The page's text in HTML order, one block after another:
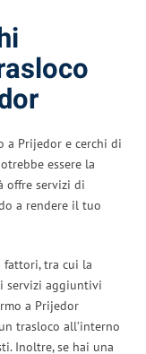
a Prijedor e cerchi di
essere la
offre servizi di
a rendere il tuo
fattori, tra cui la
servizi aggiuntivi
a Prijedor
trasloco all’interno
Inoltre, se hai una